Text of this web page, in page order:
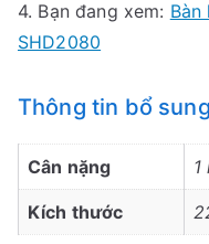
4. Bạn đang xem: Bàn
SHD2080
Thông tin bổ sung
Cân nặng 1
Kích thước